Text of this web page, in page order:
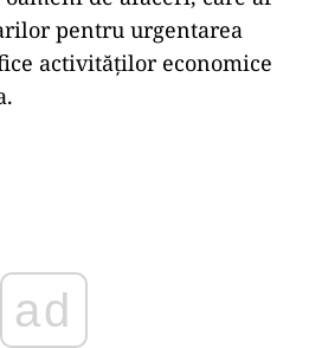
pentru urgentarea
activităților economice